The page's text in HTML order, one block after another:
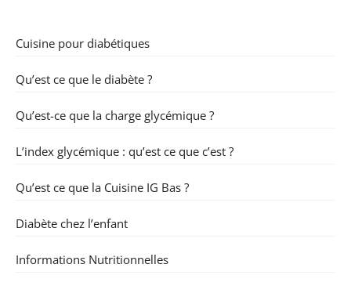
Cuisine pour diabétiques
Qu’est ce que le diabète ?
Qu’est-ce que la charge glycémique ?
L’index glycémique : qu’est ce que c’est ?
Qu’est ce que la Cuisine IG Bas ?
Diabète chez l’enfant
Informations Nutritionnelles